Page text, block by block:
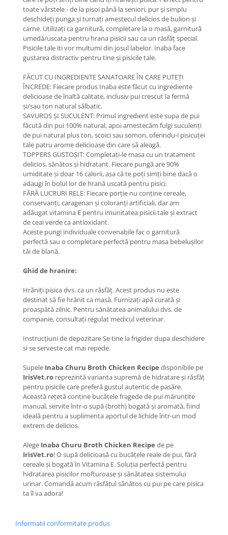
toate vârstele - de la pisoi până la seniori, pur și simplu
deschideți punga și turnați amestecul delicios de bulion și
carne. Utilizați ca garnitură, completare la o masă, garnitură
umedă/uscata pentru hrana pisicii sau ca un răsfăț special.
Pisicile tale iti vor multumi din josul labelor. Inaba face
gustarea distractiv pentru tine și pisicile tale.
FĂCUT CU INGREDIENTE SANATOARE ÎN CARE PUTEȚI
ÎNCREDE: Fiecare produs Inaba este făcut cu ingrediente
delicioase de înaltă calitate, inclusiv pui crescut la fermă
și/sau ton natural sălbatic.
SAVUROS ȘI SUCULENT: Primul ingredient este supa de pui
făcută din pui 100% natural, apoi amestecăm fulgi suculenți
de pui natural plus ton, scoici sau somon, oferindu-i pisicuței
tale patru arome delicioase din care să aleagă.
TOPPERS GUSTOȘIT: Completați-le masa cu un tratament
delicios, sănătos și hidratant. Fiecare pungă are 90%
umiditate și doar 16 calorii, așa că te poți simți bine dacă o
adaugi în bolul lor de hrană uscată pentru pisici.
FĂRĂ LUCRURI RELE: Fiecare porție nu conține cereale,
conservanți, caragenan și coloranți artificiali, dar am
adăugat vitamina E pentru imunitatea pisicii tale și extract
de ceai verde ca antioxidant.
Aceste pungi individuale convenabile fac o garnitură
perfectă sau o completare perfectă pentru masa bebelușilor
tăi de blană.
Ghid de hranire:
Hrăniți pisica dvs. ca un răsfăț. Acest produs nu este
destinat să fie hrănit ca masă. Furnizați apă curată și
proaspătă zilnic. Pentru sănătatea animalului dvs. de
companie, consultați regulat medicul veterinar.
Instrucțiuni de depozitare Se tine la frigider dupa deschidere
si se serveste cat mai repede.
Supele Inaba Churu Broth Chicken Recipe disponibile pe
IrisVet.ro reprezintă varianta supremă de hidratare și răsfăț
pentru pisicile care preferă gustul autentic de pasăre.
Această rețetă conține bucățele fragede de pui mărunțite
manual, servite într-o supă (broth) bogată și aromată, fiind
ideală pentru a suplimenta aportul de lichide într-un mod
extrem de delicios.
Alege Inaba Churu Broth Chicken Recipe de pe
IrisVet.ro! O supă delicioasă cu bucățele reale de pui, fără
cereale și bogată în Vitamina E. Soluția perfectă pentru
hidratarea pisicilor mofturoase și sănătatea sistemului
urinar. Comandă acum răsfățul sănătos cu pui pe care pisica
ta îl va adora!
Informatii conformitate produs